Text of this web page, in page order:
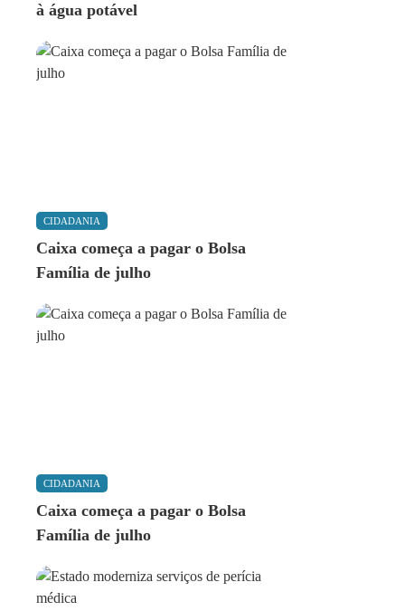
à água potável
CIDADANIA
Caixa começa a pagar o Bolsa
Família de julho
CIDADANIA
Caixa começa a pagar o Bolsa
Família de julho